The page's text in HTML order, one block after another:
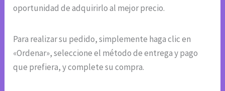
oportunidad de adquirirlo al mejor precio.
Para realizar su pedido, simplemente haga clic en
«Ordenar», seleccione el método de entrega y pago
que prefiera, y complete su compra.